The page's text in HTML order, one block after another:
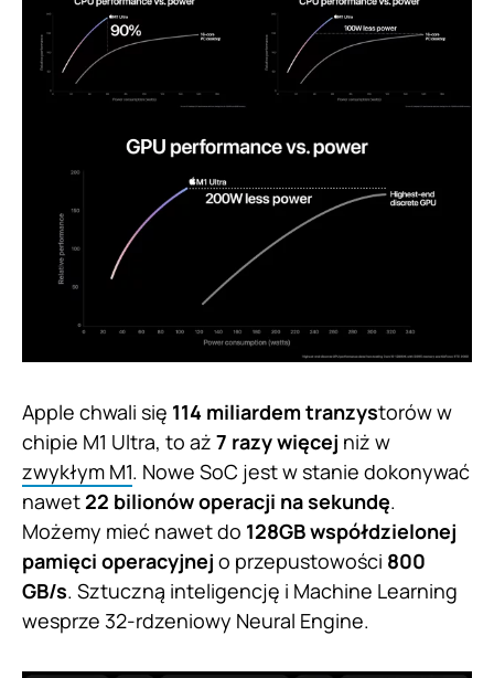
Apple chwali się 114 miliardem tranzystorów w
chipie M1 Ultra, to aż 7 razy więcej niż w
zwykłym M1. Nowe SoC jest w stanie dokonywać
nawet 22 bilionów operacji na sekundę.
Możemy mieć nawet do 128GB współdzielonej
pamięci operacyjnej o przepustowości 800
GB/s. Sztuczną inteligencję i Machine Learning
wesprze 32-rdzeniowy Neural Engine.